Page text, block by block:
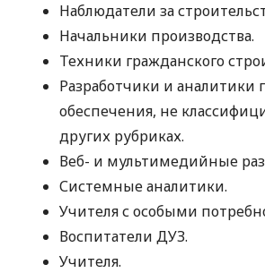
Наблюдатели за
Начальники производства.
Техники гражданского
Разработчики и аналитики
обеспечения, не
других рубриках.
Веб- и мультимедийные
Системные аналитики.
Учителя с особыми
Воспитатели ДУЗ.
Учителя.